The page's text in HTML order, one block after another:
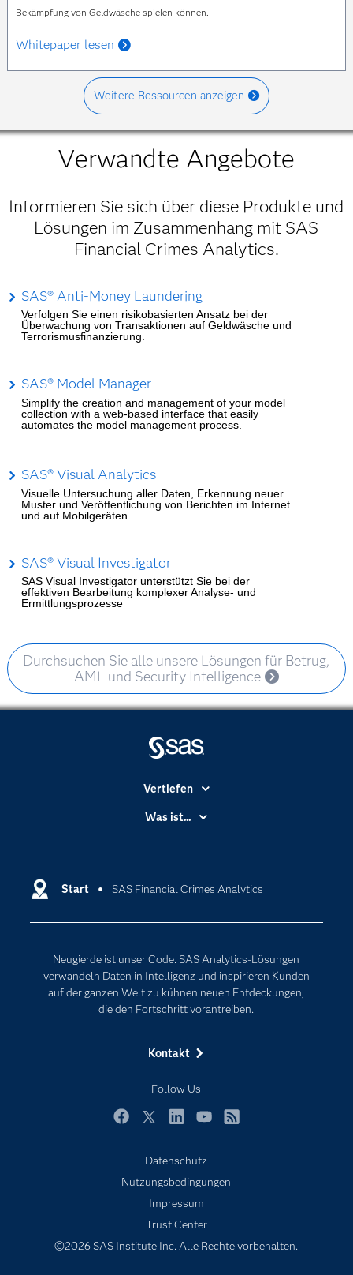
Bekämpfung von Geldwäsche spielen können.
Whitepaper lesen
Weitere Ressourcen anzeigen
Verwandte Angebote
Informieren Sie sich über diese Produkte und
Lösungen im Zusammenhang mit SAS
Financial Crimes Analytics.
SAS® Anti-Money Laundering
Verfolgen Sie einen risikobasierten Ansatz bei der
Überwachung von Transaktionen auf Geldwäsche und
Terrorismusfinanzierung.
SAS® Model Manager
Simplify the creation and management of your model
collection with a web-based interface that easily
automates the model management process.
SAS® Visual Analytics
Visuelle Untersuchung aller Daten, Erkennung neuer
Muster und Veröffentlichung von Berichten im Internet
und auf Mobilgeräten.
SAS® Visual Investigator
SAS Visual Investigator unterstützt Sie bei der
effektiven Bearbeitung komplexer Analyse- und
Ermittlungsprozesse
Durchsuchen Sie alle unsere Lösungen für Betrug,
AML und Security Intelligence
Start SAS Financial Crimes Analytics
Neugierde ist unser Code. SAS Analytics-Lösungen
verwandeln Daten in Intelligenz und inspirieren Kunden
auf der ganzen Welt zu kühnen neuen Entdeckungen,
die den Fortschritt vorantreiben.
Kontakt
Follow Us
Vertiefen
Branchen
Dokumentation
Entwickler
Karriere
Für Lehrkräfte
Lehrvideos
Nachrichten
Produkte
Support & Services
Testen/Kaufen
Training
Was ist...
Data Science
Künstliche Intelligenz
Datenschutz
Nutzungsbedingungen
Impressum
Trust Center
©2026 SAS Institute Inc. Alle Rechte vorbehalten.